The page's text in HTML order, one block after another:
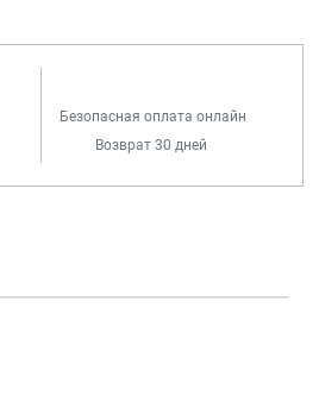
Безопасная оплата онлайн
Возврат 30 дней